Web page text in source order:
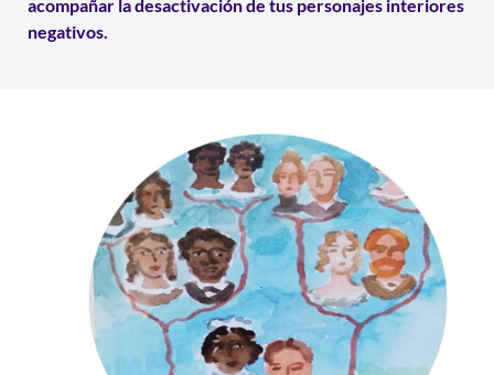
acompañar la desactivación de tus personajes interiores
negativos.